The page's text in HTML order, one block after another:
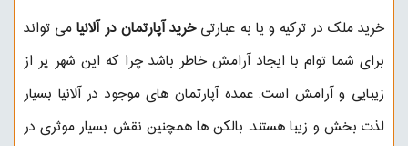
خرید ملک در ترکیه و یا به عبارتیخرید آپارتمان در آلانیامی تواند
برای شما توام با ایجاد آرامش خاطر باشد چرا که این شهر پر از
زیبایی و آرامش است. عمده آپارتمان های موجود در آلانیا بسیار
لذت بخش و زیبا هستند. بالکن ها همچنین نقش بسیار موثری در